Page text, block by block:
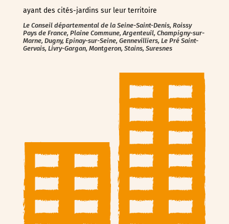
ayant des cités-jardins sur leur territoire
Le Conseil départemental de la Seine-Saint-Denis, Roissy
Pays de France, Plaine Commune, Argenteuil, Champigny-sur-
Marne, Dugny, Epinay-sur-Seine, Gennevilliers, Le Pré Saint-
Gervais, Livry-Gargan, Montgeron, Stains, Suresnes